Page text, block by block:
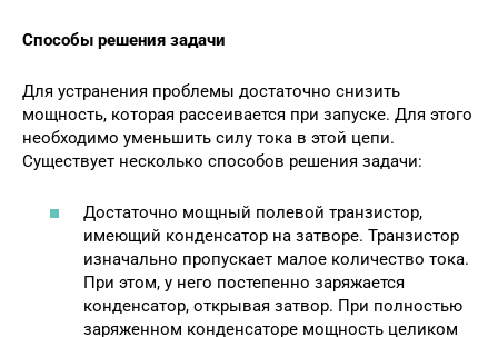
Способы решения задачи
Для устранения проблемы достаточно снизить
мощность, которая рассеивается при запуске. Для этого
необходимо уменьшить силу тока в этой цепи.
Существует несколько способов решения задачи:
Достаточно мощный полевой транзистор,
имеющий конденсатор на затворе. Транзистор
изначально пропускает малое количество тока.
При этом, у него постепенно заряжается
конденсатор, открывая затвор. При полностью
заряженном конденсаторе мощность целиком